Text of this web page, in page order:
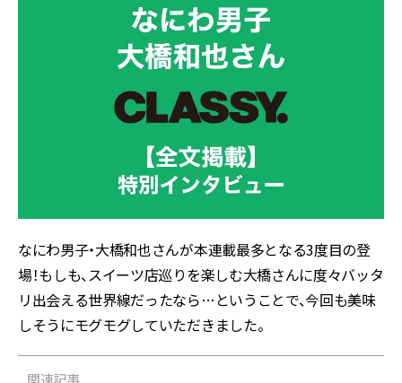
なにわ男子・大橋和也さんが本連載最多となる3度目の登
場！もしも、スイーツ店巡りを楽しむ大橋さんに度々バッタ
リ出会える世界線だったなら…ということで、今回も美味
しそうにモグモグしていただきました。
関連記事